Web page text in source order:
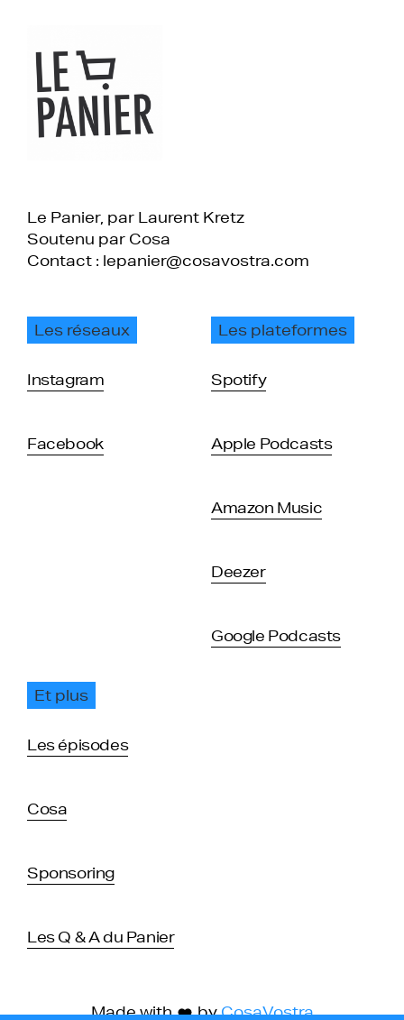
Le Panier, par Laurent Kretz
Soutenu par Cosa
Contact : lepanier@cosavostra.com
Les réseaux
Instagram
Facebook
Les plateformes
Spotify
Apple Podcasts
Amazon Music
Deezer
Google Podcasts
Et plus
Les épisodes
Cosa
Sponsoring
Les Q & A du Panier
Made with byCosaVostra